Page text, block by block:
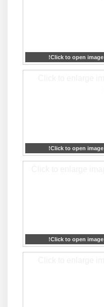
Click to open image!
Click to open image!
Click to open image!